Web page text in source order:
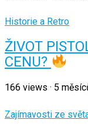
Historie a Retro
ŽIVOT
CENU?
166 views · 5
Zajímavosti ze